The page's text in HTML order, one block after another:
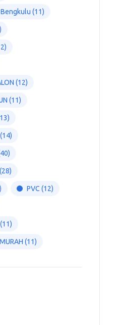
Bengkulu (11)
(12)
(11)
(14)
(28)
PVC (12)
(11)
(11)